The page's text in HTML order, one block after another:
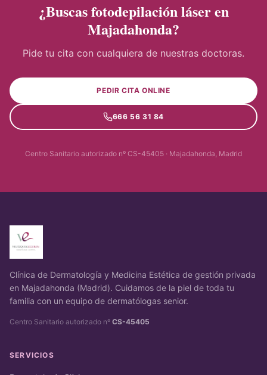
¿Buscas fotodepilación láser en
Majadahonda?
Pide tu cita con cualquiera de nuestras doctoras.
PEDIR CITA ONLINE
666 56 31 84
Centro Sanitario autorizado nº CS-45405 · Majadahonda, Madrid
Clínica de Dermatología y Medicina Estética de gestión privada
en Majadahonda (Madrid). Cuidamos de la piel de toda tu
familia con un equipo de dermatólogas senior.
Centro Sanitario autorizado nº CS-45405
SERVICIOS